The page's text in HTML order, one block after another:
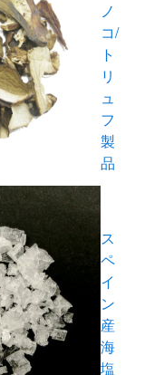
ノ
コ/
ト
リ
ュ
フ
製
品
ス
ペ
イ
ン
産
海
塩